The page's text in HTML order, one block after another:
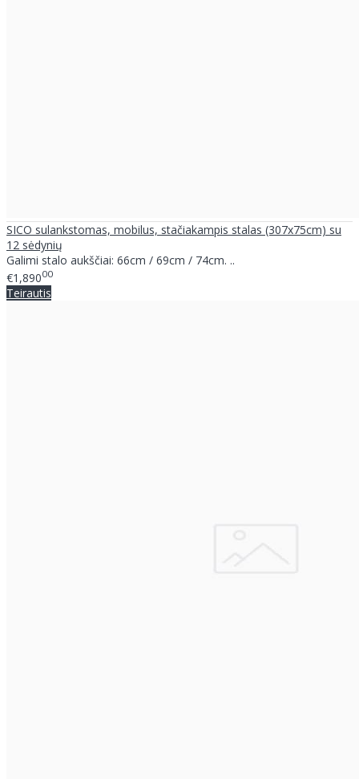
SICO sulankstomas, mobilus, stačiakampis stalas (307x75cm) su
12 sėdynių
Galimi stalo aukščiai: 66cm / 69cm / 74cm. ..
€1,89000
Teirautis